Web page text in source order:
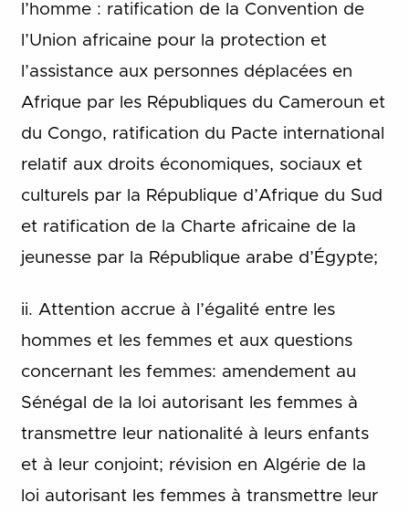
l’homme : ratification de la Convention de
l’Union africaine pour la protection et
l’assistance aux personnes déplacées en
Afrique par les Républiques du Cameroun et
du Congo, ratification du Pacte international
relatif aux droits économiques, sociaux et
culturels par la République d’Afrique du Sud
et ratification de la Charte africaine de la
jeunesse par la République arabe d’Égypte;
ii. Attention accrue à l’égalité entre les
hommes et les femmes et aux questions
concernant les femmes: amendement au
Sénégal de la loi autorisant les femmes à
transmettre leur nationalité à leurs enfants
et à leur conjoint; révision en Algérie de la
loi autorisant les femmes à transmettre leur